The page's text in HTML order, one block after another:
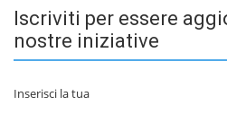
Iscriviti per essere
nostre iniziative
Inserisci la tua